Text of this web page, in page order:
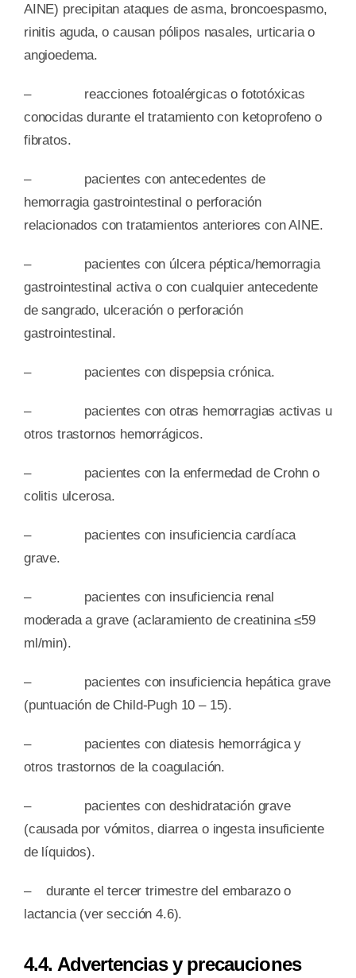
AINE) precipitan ataques de asma, broncoespasmo,
rinitis aguda, o causan pólipos nasales, urticaria o
angioedema.
– reacciones fotoalérgicas o fototóxicas
conocidas durante el tratamiento con ketoprofeno o
fibratos.
– pacientes con antecedentes de
hemorragia gastrointestinal o perforación
relacionados con tratamientos anteriores con AINE.
– pacientes con úlcera péptica/hemorragia
gastrointestinal activa o con cualquier antecedente
de sangrado, ulceración o perforación
gastrointestinal.
– pacientes con dispepsia crónica.
– pacientes con otras hemorragias activas u
otros trastornos hemorrágicos.
– pacientes con la enfermedad de Crohn o
colitis ulcerosa.
– pacientes con insuficiencia cardíaca
grave.
– pacientes con insuficiencia renal
moderada a grave (aclaramiento de creatinina ≤59
ml/min).
– pacientes con insuficiencia hepática grave
(puntuación de Child-Pugh 10 – 15).
– pacientes con diatesis hemorrágica y
otros trastornos de la coagulación.
– pacientes con deshidratación grave
(causada por vómitos, diarrea o ingesta insuficiente
de líquidos).
– durante el tercer trimestre del embarazo o
lactancia (ver sección 4.6).
4.4. Advertencias y precauciones